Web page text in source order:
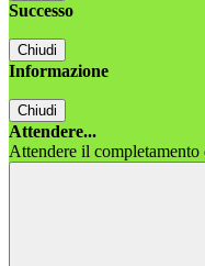
Successo
Chiudi
Informazione
Chiudi
Attendere...
Attendere il completamento